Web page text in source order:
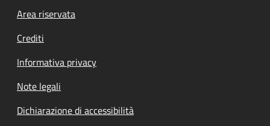
Footer menu
Area riservata
Crediti
Informativa privacy
Note legali
Dichiarazione di accessibilità